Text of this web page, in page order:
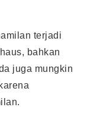
terjadi
bahkan
juga mungkin